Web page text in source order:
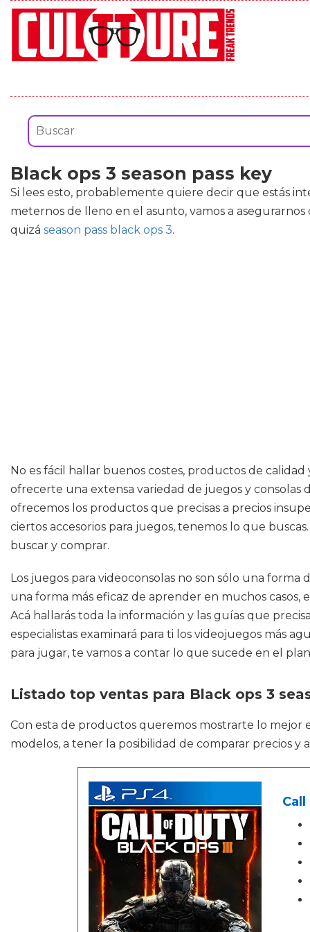
Black ops 3 season pass key
Si lees esto, probablemente quiere decir que estás
meternos de lleno en el asunto, vamos a
quizá season pass black ops 3.
No es fácil hallar buenos costes, productos de
ofrecerte una extensa variedad de juegos y consolas
ofrecemos los productos que precisas a precios
ciertos accesorios para juegos, tenemos lo que
buscar y comprar.
Los juegos para videoconsolas no son sólo una
una forma más eficaz de aprender en muchos
Acá hallarás toda la información y las guías que
especialistas examinará para ti los videojuegos más
para jugar, te vamos a contar lo que sucede en el
Listado top ventas para Black ops 3
Con esta de productos queremos mostrarte lo mejor
modelos, a tener la posibilidad de comparar precios y